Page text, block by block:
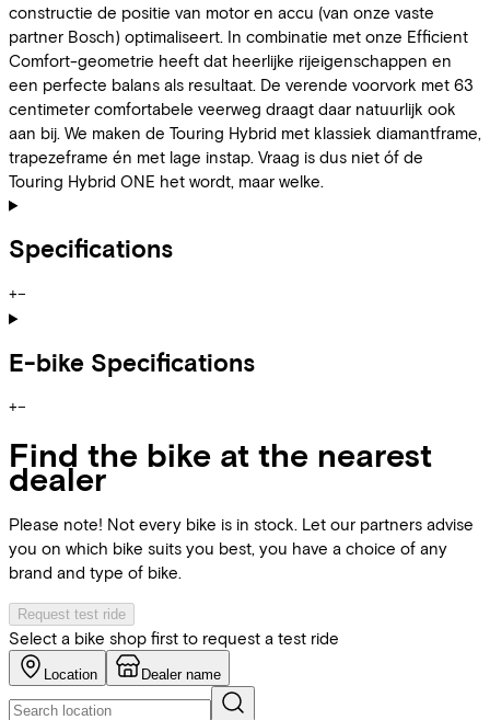
constructie de positie van motor en accu (van onze vaste
partner Bosch) optimaliseert. In combinatie met onze Efficient
Comfort-geometrie heeft dat heerlijke rijeigenschappen en
een perfecte balans als resultaat. De verende voorvork met 63
centimeter comfortabele veerweg draagt daar natuurlijk ook
aan bij. We maken de Touring Hybrid met klassiek diamantframe,
trapezeframe én met lage instap. Vraag is dus niet óf de
Touring Hybrid ONE het wordt, maar welke.
Specifications
+−
E-bike Specifications
+−
Find the bike at the nearest
dealer
Please note! Not every bike is in stock. Let our partners advise
you on which bike suits you best, you have a choice of any
brand and type of bike.
Request test ride
Select a bike shop first to request a test ride
Location Dealer name